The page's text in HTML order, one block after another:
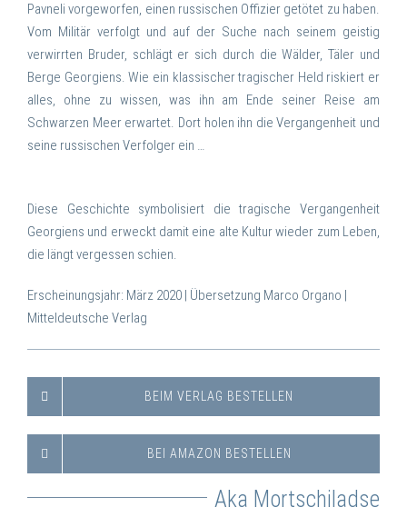
Pavneli vorgeworfen, einen russischen Offizier getötet zu haben.
Vom Militär verfolgt und auf der Suche nach seinem geistig
verwirrten Bruder, schlägt er sich durch die Wälder, Täler und
Berge Georgiens. Wie ein klassischer tragischer Held riskiert er
alles, ohne zu wissen, was ihn am Ende seiner Reise am
Schwarzen Meer erwartet. Dort holen ihn die Vergangenheit und
seine russischen Verfolger ein …
Diese Geschichte symbolisiert die tragische Vergangenheit
Georgiens und erweckt damit eine alte Kultur wieder zum Leben,
die längt vergessen schien.
Erscheinungsjahr: März 2020 | Übersetzung Marco Organo |
Mitteldeutsche Verlag
BEIM VERLAG BESTELLEN
BEI AMAZON BESTELLEN
Aka Mortschiladse